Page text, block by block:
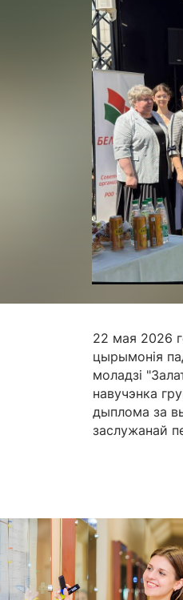
22 мая 2026
цырымонія
моладзі
навучэнка
дыплома за
заслужанай